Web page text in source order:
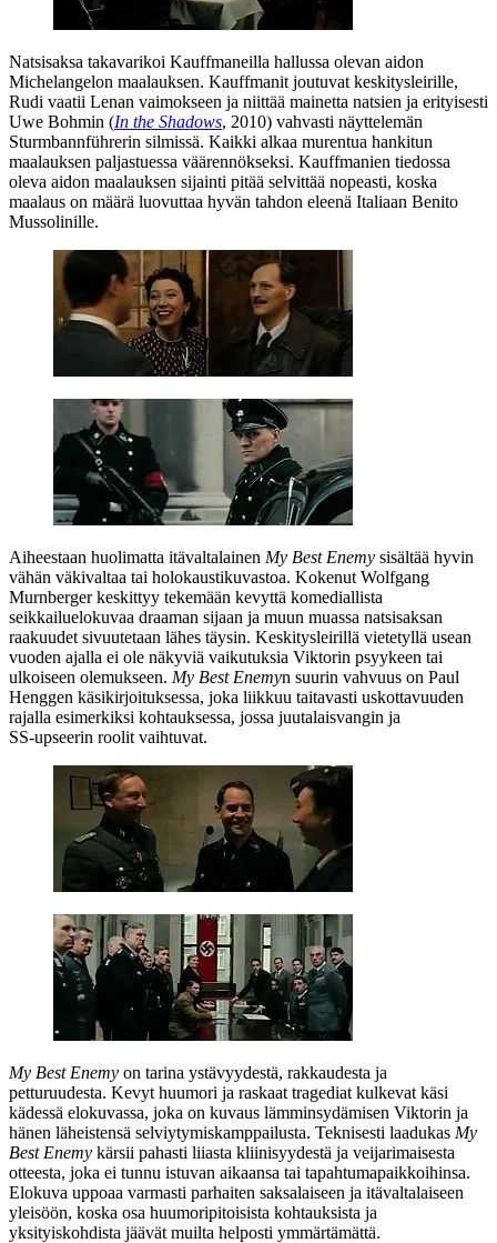
Natsisaksa takavarikoi Kauffmaneilla hallussa olevan aidon
Michelangelon maalauksen. Kauffmanit joutuvat keskitysleirille,
Rudi vaatii Lenan vaimokseen ja niittää mainetta natsien ja erityisesti
Uwe Bohmin (In the Shadows, 2010) vahvasti näyttelemän
Sturmbannführerin silmissä. Kaikki alkaa murentua hankitun
maalauksen paljastuessa väärennökseksi. Kauffmanien tiedossa
oleva aidon maalauksen sijainti pitää selvittää nopeasti, koska
maalaus on määrä luovuttaa hyvän tahdon eleenä Italiaan Benito
Mussolinille.
Aiheestaan huolimatta itävaltalainen My Best Enemy sisältää hyvin
vähän väkivaltaa tai holokaustikuvastoa. Kokenut Wolfgang
Murnbergerkeskittyy tekemään kevyttä komediallista
seikkailuelokuvaa draaman sijaan ja muun muassa natsisaksan
raakuudet sivuutetaan lähes täysin. Keskitysleirillä vietetyllä usean
vuoden ajalla ei ole näkyviä vaikutuksia Viktorin psyykeen tai
ulkoiseen olemukseen. My Best Enemyn suurin vahvuus on Paul
Henggen käsikirjoituksessa, joka liikkuu taitavasti uskottavuuden
rajalla esimerkiksi kohtauksessa, jossa juutalaisvangin ja
SS‑upseerin roolit vaihtuvat.
My Best Enemy on tarina ystävyydestä, rakkaudesta ja
petturuudesta. Kevyt huumori ja raskaat tragediat kulkevat käsi
kädessä elokuvassa, joka on kuvaus lämminsydämisen Viktorin ja
hänen läheistensä selviytymiskamppailusta. Teknisesti laadukas My
Best Enemy kärsii pahasti liiasta kliinisyydestä ja veijarimaisesta
otteesta, joka ei tunnu istuvan aikaansa tai tapahtumapaikkoihinsa.
Elokuva uppoaa varmasti parhaiten saksalaiseen ja itävaltalaiseen
yleisöön, koska osa huumoripitoisista kohtauksista ja
yksityiskohdista jäävät muilta helposti ymmärtämättä.